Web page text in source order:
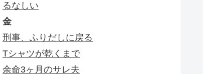
るなしい
金
刑事、ふりだしに戻る
Tシャツが乾くまで
余命3ヶ月のサレ夫